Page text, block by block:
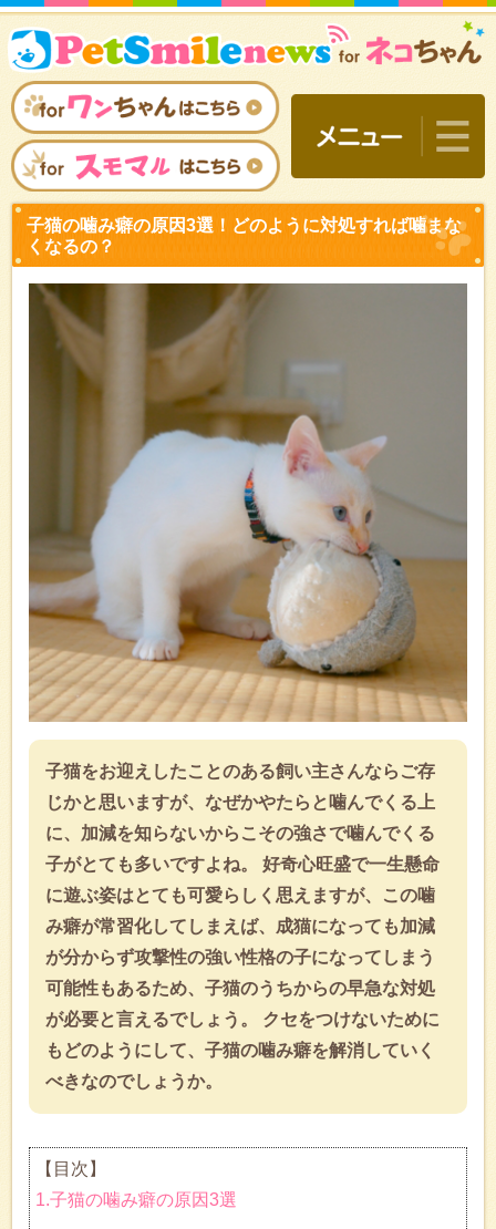
子猫の噛み癖の原因3選！
くなるの？
子猫をお迎えしたことのある飼い主さんならご存
じかと思いますが、なぜかやたらと噛んでくる上
に、加減を知らないからこその強さで噛んでくる
子がとても多いですよね。 好奇心旺盛で一生懸命
に遊ぶ姿はとても可愛らしく思えますが、この噛
み癖が常習化してしまえば、成猫になっても加減
が分からず攻撃性の強い性格の子になってしまう
可能性もあるため、子猫のうちからの早急な対処
が必要と言えるでしょう。 クセをつけないために
もどのようにして、子猫の噛み癖を解消していく
べきなのでしょうか。
【目次】
1.子猫の噛み癖の原因3選